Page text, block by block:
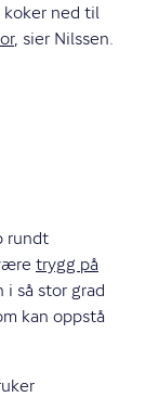
ned til
, sier Nilssen.
rundt
trygg på
i så stor grad
kan oppstå